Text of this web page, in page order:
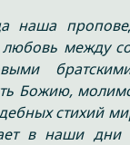
наша
любовь между
Божию,
стихий
в наши дни